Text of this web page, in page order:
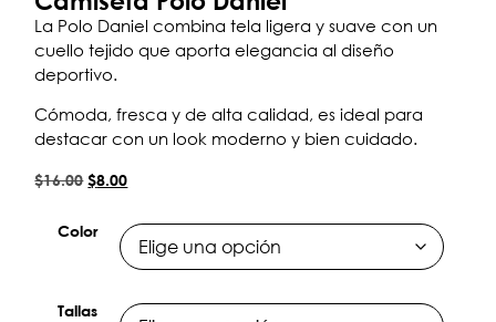
La Polo Daniel combina tela ligera y suave con un
cuello tejido que aporta elegancia al diseño
deportivo.
Cómoda, fresca y de alta calidad, es ideal para
destacar con un look moderno y bien cuidado.
$16.00 $8.00
Color
Tallas